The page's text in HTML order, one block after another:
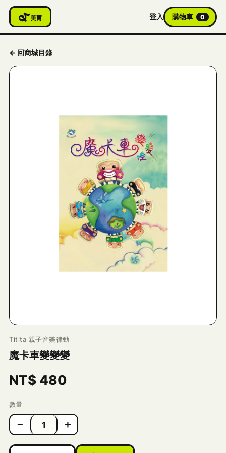
登入 購物車 0
← 回商城目錄
Titita 親子音樂律動
魔卡車變變變
NT$ 480
數量
− ＋